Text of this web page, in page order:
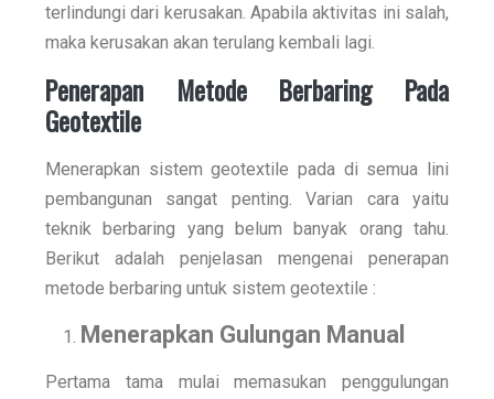
terlindungi dari kerusakan. Apabila aktivitas ini salah,
maka kerusakan akan terulang kembali lagi.
Penerapan Metode Berbaring Pada
Geotextile
Menerapkan sistem geotextile pada di semua lini
pembangunan sangat penting. Varian cara yaitu
teknik berbaring yang belum banyak orang tahu.
Berikut adalah penjelasan mengenai penerapan
metode berbaring untuk sistem geotextile :
Menerapkan Gulungan Manual
Pertama tama mulai memasukan penggulungan